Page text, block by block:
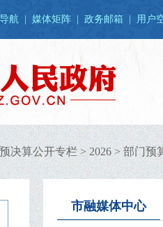
航 媒体矩阵 政务邮箱 用户
预决算公开专栏>2026>部门预
市融媒体中心